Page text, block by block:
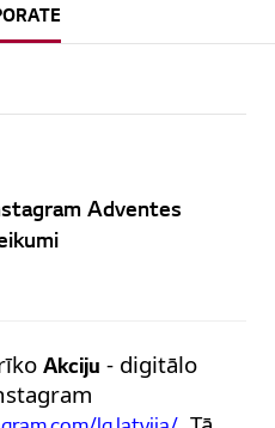
Adventes
Akciju - digitālo